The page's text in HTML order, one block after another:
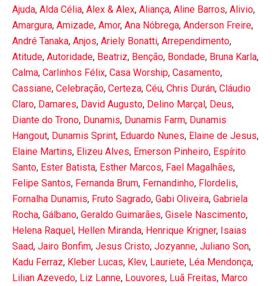
Ajuda, Alda Célia, Alex & Alex, Aliança, Aline Barros, Alivio,
Amargura, Amizade, Amor, Ana Nóbrega, Anderson Freire,
André Tanaka, Anjos, Ariely Bonatti, Arrependimento,
Atitude, Autoridade, Beatriz, Benção, Bondade, Bruna Karla,
Calma, Carlinhos Félix, Casa Worship, Casamento,
Cassiane, Celebração, Certeza, Céu, Chris Durán, Cláudio
Claro, Damares, David Augusto, Delino Marçal, Deus,
Diante do Trono, Dunamis, Dunamis Farm, Dunamis
Hangout, Dunamis Sprint, Eduardo Nunes, Elaine de Jesus,
Elaine Martins, Elizeu Alves, Emerson Pinheiro, Espírito
Santo, Ester Batista, Esther Marcos, Fael Magalhães,
Felipe Santos, Fernanda Brum, Fernandinho, Flordelis,
Fornalha Dunamis, Fruto Sagrado, Gabi Oliveira, Gabriela
Rocha, Gálbano, Geraldo Guimarães, Gisele Nascimento,
Helena Raquel, Hellen Miranda, Henrique Krigner, Isaias
Saad, Jairo Bonfim, Jesus Cristo, Jozyanne, Juliano Son,
Kadu Ferraz, Kleber Lucas, Klev, Lauriete, Léa Mendonça,
Lilian Azevedo, Liz Lanne, Louvores, Luã Freitas, Marco